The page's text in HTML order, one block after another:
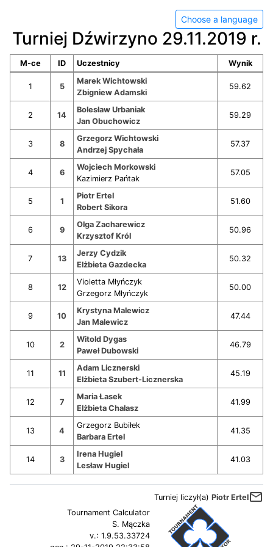
Choose a language
Turniej Dźwirzyno 29.11.2019 r.
M-ce ID Uczestnicy Wynik
1 5
Marek Wichtowski
Zbigniew Adamski
59.62
2 14
Bolesław Urbaniak
Jan Obuchowicz
59.29
3 8
Grzegorz Wichtowski
Andrzej Spychała
57.37
4 6
Wojciech Morkowski
Kazimierz Pańtak
57.05
5 1
Piotr Ertel
Robert Sikora
51.60
6 9
Olga Zacharewicz
Krzysztof Król
50.96
7 13
Jerzy Cydzik
Elżbieta Gazdecka
50.32
8 12
Violetta Młyńczyk
Grzegorz Młyńczyk
50.00
9 10
Krystyna Malewicz
Jan Malewicz
47.44
10 2
Witold Dygas
Paweł Dubowski
46.79
11 11
Adam Licznerski
Elżbieta Szubert-Licznerska
45.19
12 7
Maria Łasek
Elżbieta Chalasz
41.99
13 4
Grzegorz Bubiłek
Barbara Ertel
41.35
14 3
Irena Hugiel
Lesław Hugiel
41.03
Turniej liczył(a) Piotr Ertelmail_outline
Tournament Calculator
S. Mączka
v.:1.9.53.33724